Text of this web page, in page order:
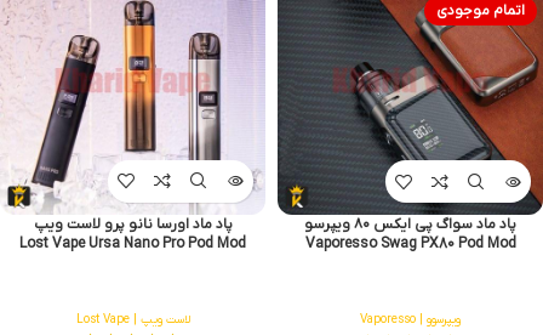
اتمام موجودی
پاد ماد سواگ پی ایکس ۸۰ ویپرسو
Vaporesso Swag PX80 Pod Mod
ویپرسوو | Vaporesso
پاد ماد اورسا نانو پرو لاست ویپ
Lost Vape Ursa Nano Pro Pod Mod
لاست ویپ | Lost Vape